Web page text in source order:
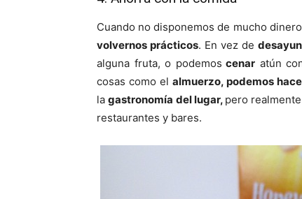
Cuando no disponemos de mucho
volvernos prácticos. En vez de
alguna fruta, o podemos cenar atún
cosas como el almuerzo, podemos
lagastronomía del lugar, pero
restaurantes y bares.